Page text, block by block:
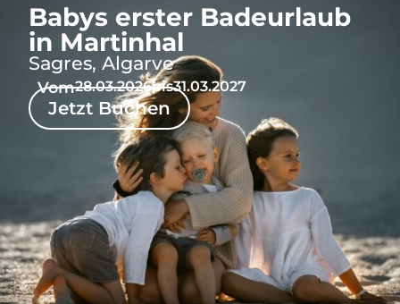
Babys erster Badeurlaub
in Martinhal
Sagres, Algarve
Jetzt Buchen
Vom28.03.2026bis31.03.2027